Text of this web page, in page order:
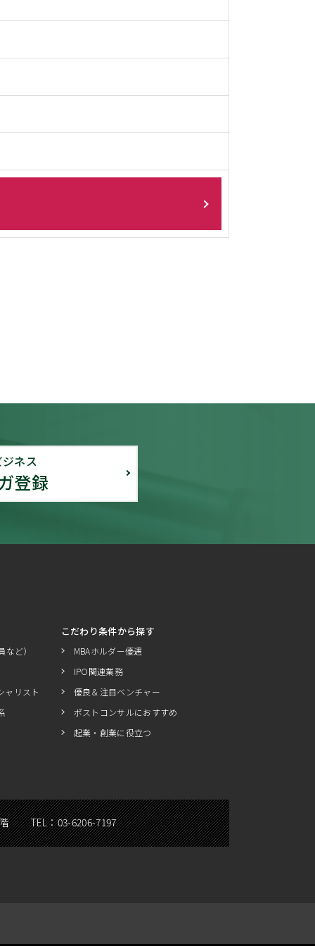
ネス
登録
ど）
ャリスト
こだわり条件から探す
MBAホルダー優遇
IPO関連業務
優良＆注目ベンチャー
ポストコンサルにおすすめ
起業・創業に役立つ
TEL：03-6206-7197